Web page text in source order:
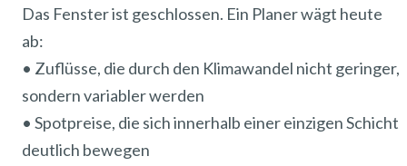
Das Fenster ist geschlossen. Ein Planer wägt heute
ab:
• Zuflüsse, die durch den Klimawandel nicht geringer,
sondern variabler werden
• Spotpreise, die sich innerhalb einer einzigen Schicht
deutlich bewegen